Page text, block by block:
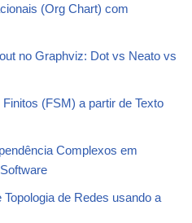
(Org Chart) com
no Graphviz: Dot vs Neato vs
(FSM) a partir de Texto
Complexos em
de Redes usando a